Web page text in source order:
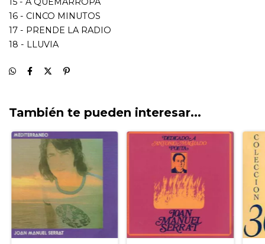
También te pueden interesar...